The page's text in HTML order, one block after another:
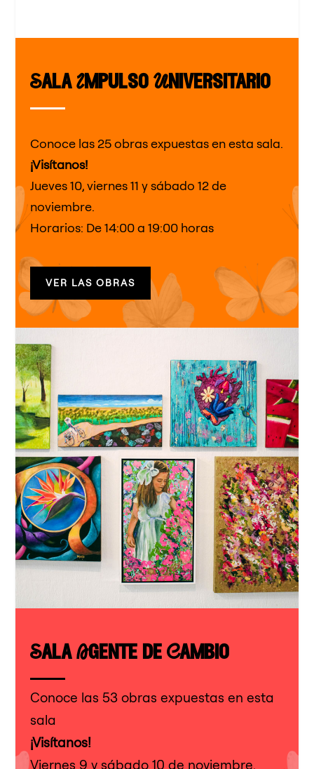
Sala Impulso Universitario
Conoce las 25 obras expuestas en esta sala.
¡Visítanos!
Jueves 10, viernes 11 y sábado 12 de
noviembre.
Horarios: De 14:00 a 19:00 horas
VER LAS OBRAS
Sala Agente de Cambio
Conoce las 53 obras expuestas en esta
sala
¡Visítanos!
Viernes 9 y sábado 10 de noviembre.